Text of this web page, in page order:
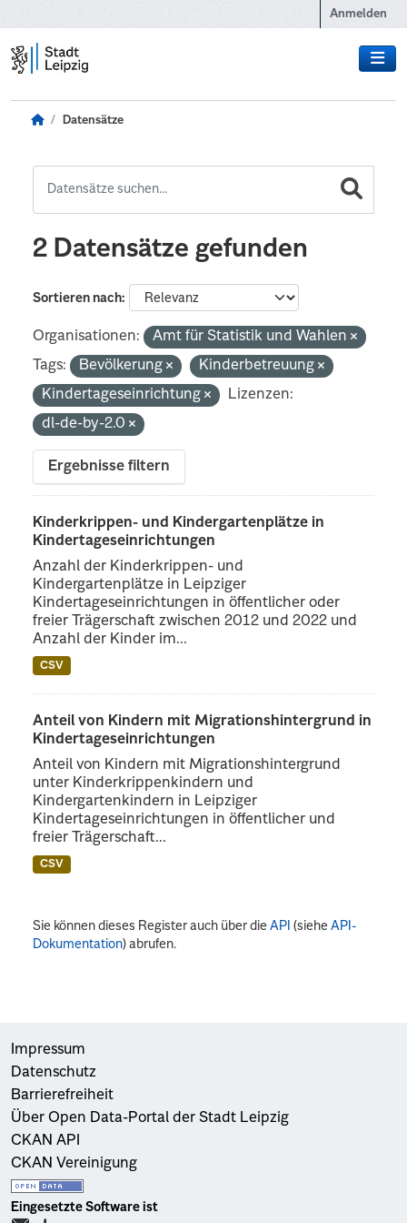
Anmelden
Datensätze
2 Datensätze gefunden
Sortieren nach
Organisationen:
Amt für Statistik und Wahlen
Tags:
Bevölkerung
Kinderbetreuung
Kindertageseinrichtung
Lizenzen:
dl-de-by-2.0
Ergebnisse filtern
Kinderkrippen- und Kindergartenplätze in
Kindertageseinrichtungen
Anzahl der Kinderkrippen- und
Kindergartenplätze in Leipziger
Kindertageseinrichtungen in öffentlicher oder
freier Trägerschaft zwischen 2012 und 2022 und
Anzahl der Kinder im...
CSV
Anteil von Kindern mit Migrationshintergrund in
Kindertageseinrichtungen
Anteil von Kindern mit Migrationshintergrund
unter Kinderkrippenkindern und
Kindergartenkindern in Leipziger
Kindertageseinrichtungen in öffentlicher und
freier Trägerschaft...
CSV
Sie können dieses Register auch über dieAPI (sieheAPI-
Dokumentation) abrufen.
Impressum
Datenschutz
Barrierefreiheit
Über Open Data-Portal der Stadt Leipzig
CKAN API
CKAN Vereinigung
Eingesetzte Software ist